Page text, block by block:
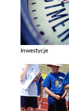
Inwestycje